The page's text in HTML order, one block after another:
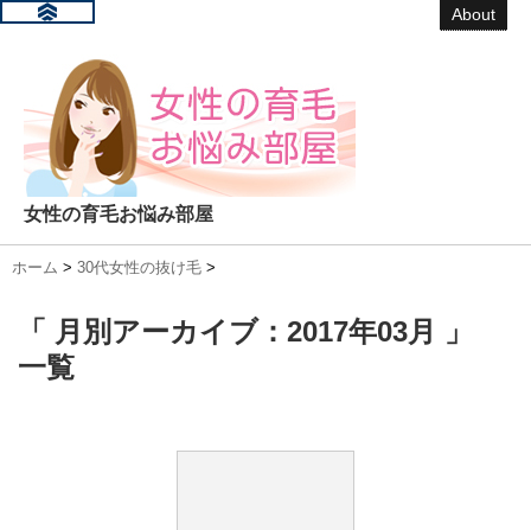
About
女性の育毛お悩み部屋
ホーム > 30代女性の抜け毛 >
「 月別アーカイブ：2017年03月 」
一覧